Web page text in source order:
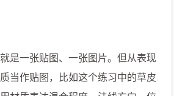
是一张贴图、一张图片。但从表现
当作贴图，比如这个练习中的草皮